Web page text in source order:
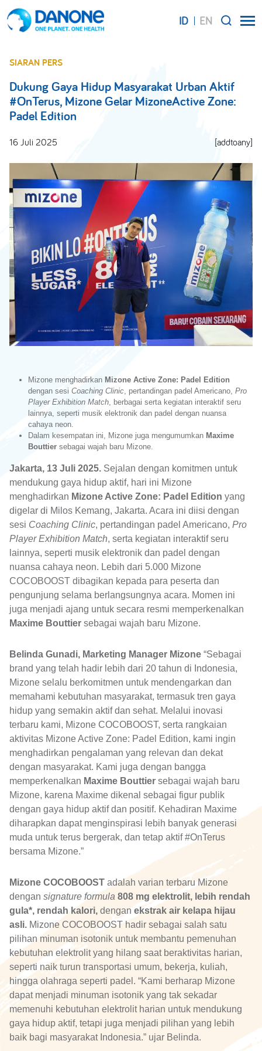
ID EN
SIARAN PERS
Dukung Gaya Hidup Masyarakat Urban Aktif
#OnTerus, Mizone Gelar MizoneActive Zone:
Padel Edition
16 Juli 2025 [addtoany]
Mizone menghadirkan Mizone Active Zone: Padel Edition
dengan sesi Coaching Clinic, pertandingan padel Americano, Pro
Player Exhibition Match, berbagai serta kegiatan interaktif seru
lainnya, seperti musik elektronik dan padel dengan nuansa
cahaya neon.
Dalam kesempatan ini, Mizone juga mengumumkan Maxime
Bouttier sebagai wajah baru Mizone.
Jakarta, 13 Juli 2025. Sejalan dengan komitmen untuk
mendukung gaya hidup aktif, hari ini Mizone
menghadirkan Mizone Active Zone: Padel Edition yang
digelar di Milos Kemang, Jakarta. Acara ini diisi dengan
sesi Coaching Clinic, pertandingan padel Americano, Pro
Player Exhibition Match, serta kegiatan interaktif seru
lainnya, seperti musik elektronik dan padel dengan
nuansa cahaya neon. Lebih dari 5.000 Mizone
COCOBOOST dibagikan kepada para peserta dan
pengunjung selama berlangsungnya acara. Momen ini
juga menjadi ajang untuk secara resmi memperkenalkan
Maxime Bouttier sebagai wajah baru Mizone.
Belinda Gunadi, Marketing Manager Mizone “Sebagai
brand yang telah hadir lebih dari 20 tahun di Indonesia,
Mizone selalu berkomitmen untuk mendengarkan dan
memahami kebutuhan masyarakat, termasuk tren gaya
hidup yang semakin aktif dan sehat. Melalui inovasi
terbaru kami, Mizone COCOBOOST, serta rangkaian
aktivitas Mizone Active Zone: Padel Edition, kami ingin
menghadirkan pengalaman yang relevan dan dekat
dengan masyarakat. Kami juga dengan bangga
memperkenalkan Maxime Bouttier sebagai wajah baru
Mizone, karena Maxime dikenal sebagai figur publik
dengan gaya hidup aktif dan positif. Kehadiran Maxime
diharapkan dapat menginspirasi lebih banyak generasi
muda untuk terus bergerak, dan tetap aktif #OnTerus
bersama Mizone.”
Mizone COCOBOOST adalah varian terbaru Mizone
dengan signature formula 808 mg elektrolit, lebih rendah
gula*, rendah kalori, dengan ekstrak air kelapa hijau
asli. Mizone COCOBOOST hadir sebagai salah satu
pilihan minuman isotonik untuk membantu pemenuhan
kebutuhan elektrolit yang hilang saat beraktivitas harian,
seperti naik turun transportasi umum, bekerja, kuliah,
hingga olahraga seperti padel. “Kami berharap Mizone
dapat menjadi minuman isotonik yang tak sekadar
memenuhi kebutuhan elektrolit harian untuk mendukung
gaya hidup aktif, tetapi juga menjadi pilihan yang lebih
baik bagi masyarakat Indonesia.” ujar Belinda.